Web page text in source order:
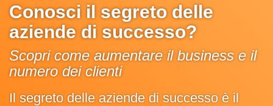
Conosci il segreto delle
aziende di successo?
Scopri come aumentare il business e il
numero dei clienti
Il segreto delle aziende di successo è il